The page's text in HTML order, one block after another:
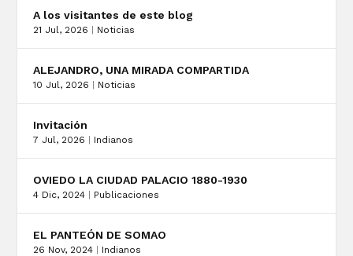
A los visitantes de este blog
21 Jul, 2026 | Noticias
ALEJANDRO, UNA MIRADA COMPARTIDA
10 Jul, 2026 | Noticias
Invitación
7 Jul, 2026 | Indianos
OVIEDO LA CIUDAD PALACIO 1880-1930
4 Dic, 2024 | Publicaciones
EL PANTEÓN DE SOMAO
26 Nov, 2024 | Indianos